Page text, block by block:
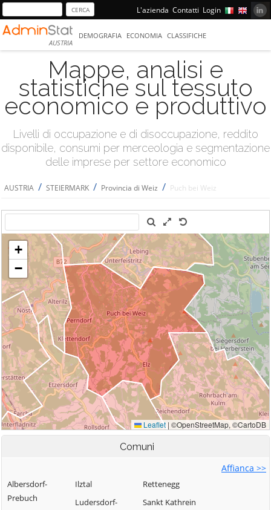
L'azienda Contatti Login
AUSTRIA
DEMOGRAFIA ECONOMIA CLASSIFICHE
Mappe, analisi e
statistiche sul tessuto
economico e produttivo
Livelli di occupazione e di disoccupazione, reddito
disponibile, consumi per merceologia e segmentazione
delle imprese per settore economico
AUSTRIA / STEIERMARK / Provincia di Weiz / Puch bei Weiz
Comuni
Affianca >>
Albersdorf-
Prebuch
Ilztal
Ludersdorf-
Rettenegg
Sankt Kathrein